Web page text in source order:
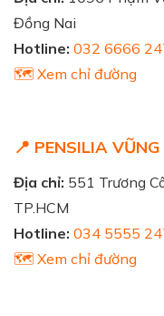
Đồng Nai
Hotline: 032 6666
🗺️ Xem chỉ đường
📍 PENSILIA
Địa chỉ: 551 Trương
TP.HCM
Hotline: 034 5555
🗺️ Xem chỉ đường